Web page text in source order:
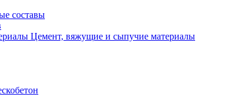
составы
Цемент, вяжущие и сыпучие материалы